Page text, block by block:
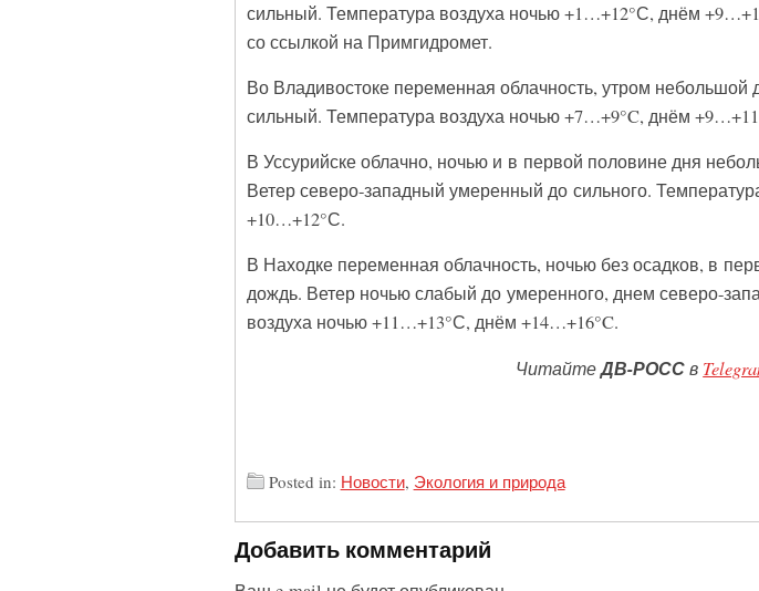
сильный. Температура воздуха ночью +1…+12°С, днём
со ссылкой на Примгидромет.
Во Владивостоке переменная облачность, утром небольшой
сильный. Температура воздуха ночью +7…+9°C, днём
В Уссурийске облачно, ночью и в первой половине дня
Ветер северо-западный умеренный до сильного.
+10…+12°С.
В Находке переменная облачность, ночью без осадков, в
дождь. Ветер ночью слабый до умеренного, днем северо-
воздуха ночью +11…+13°С, днём +14…+16°C.
ЧитайтеДВ-РОССв
Posted in: Новости, Экология и природа
Добавить комментарий